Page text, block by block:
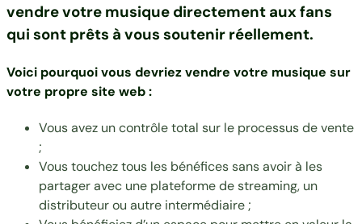
vendre votre musique directement aux fans
qui sont prêts à vous soutenir réellement.
Voici pourquoi vous devriez vendre votre musique sur
votre propre site web :
Vous avez un contrôle total sur le processus de vente
;
Vous touchez tous les bénéfices sans avoir à les
partager avec une plateforme de streaming, un
distributeur ou autre intermédiaire ;